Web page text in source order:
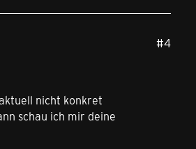
#4
nicht konkret
schau ich mir deine